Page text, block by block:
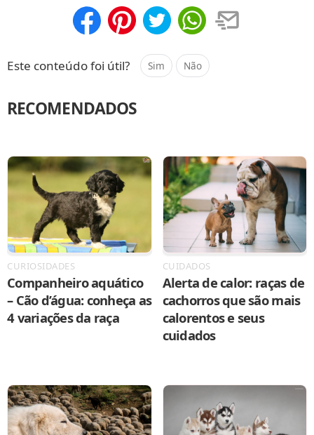
Este conteúdo foi útil? Sim Não
RECOMENDADOS
CURIOSIDADES
Companheiro aquático
– Cão d’água: conheça as
4 variações da raça
CUIDADOS
Alerta de calor: raças de
cachorros que são mais
calorentos e seus
cuidados